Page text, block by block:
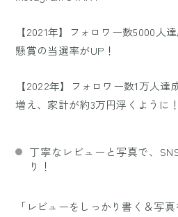
【2021年】フォロワー数5000人
懸賞の当選率がUP！
【2022年】フォロワー数1万人
増え、家計が約3万円浮くように！
丁寧なレビューと写真で、
り！
「レビューをしっかり書く＆写